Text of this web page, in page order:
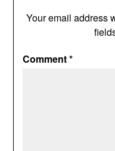
Your email address
Comment*